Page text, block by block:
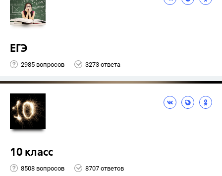
ЕГЭ
2985 вопросов 3273 ответа
10 класс
8508 вопросов 8707 ответов